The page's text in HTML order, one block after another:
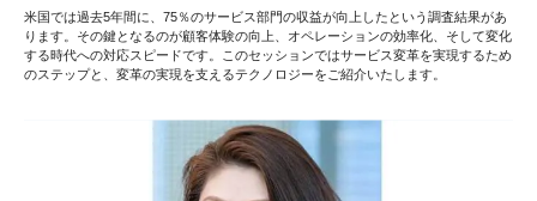
米国では過去5年間に、75％のサービス部門の収益が向上したという調査結果があ
ります。その鍵となるのが顧客体験の向上、オペレーションの効率化、そして変化
する時代への対応スピードです。このセッションではサービス変革を実現するため
のステップと、変革の実現を支えるテクノロジーをご紹介いたします。